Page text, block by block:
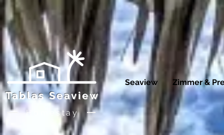
Tablas Seaview
Homestay
Seaview Zimmer &